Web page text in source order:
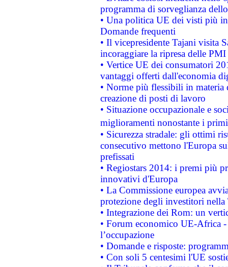
programma di sorveglianza
• Una politica UE dei visti più
Domande frequenti
• Il vicepresidente Tajani visita
incoraggiare la ripresa delle
• Vertice UE dei consumatori
vantaggi offerti dall'economia
• Norme più flessibili in materia
creazione di posti di lavoro
• Situazione occupazionale e
miglioramenti nonostante i
• Sicurezza stradale: gli ottimi
consecutivo mettono l'Europa
prefissati
• Regiostars 2014: i premi più
innovativi d'Europa
• La Commissione europea
protezione degli investitori
• Integrazione dei Rom: un
• Forum economico UE-Africa -
l’occupazione
• Domande e risposte:
• Con soli 5 centesimi l'UE